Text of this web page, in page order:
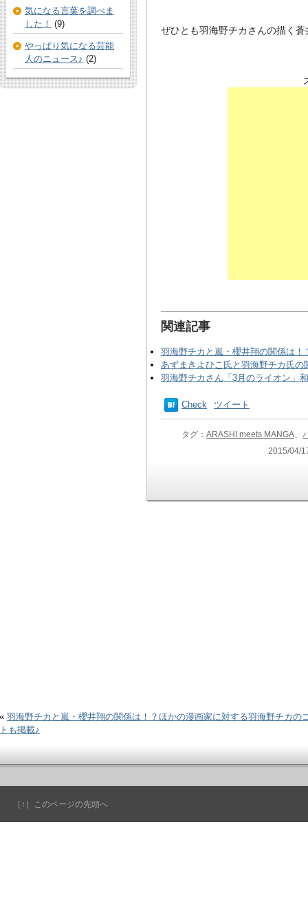
ぜひとも羽海野チカさんの描く
関連記事
羽海野チカと嵐・櫻井翔の関係は
あずまきよひこ氏と羽海野チカ氏の
羽海野チカさん「3月のライオン」
Check ツイート
タグ： ARASHI meets MANGA
2015/04/
気になる言葉を調べま
した！ (9)
やっぱり気になる芸能
人のニュース♪ (2)
« 羽海野チカと嵐・櫻井翔の関係は！？ほかの漫画家に対する羽海野チカの
トも掲載♪
［↑］このページの先頭へ